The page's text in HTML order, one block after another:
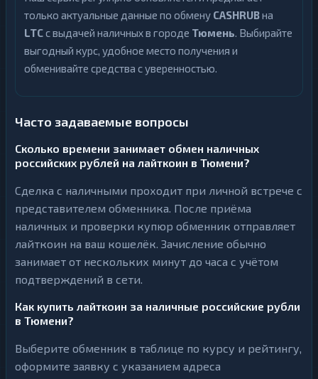
только актуальные данные по обмену CASHRUBна
LTCс выдачей наличных в городе Тюмень. Выбирайте
выгодный курс, удобное место получения и
обменивайте средства с уверенностью.
Часто задаваемые вопросы
Сколько времени занимает обмен наличных
российских рублей на лайткоин в Тюмени?
Сделка с наличными проходит при личной встрече с
представителем обменника. После приёма
наличных и проверки купюр обменник отправляет
лайткоин на ваш кошелёк. Зачисление обычно
занимает от нескольких минут до часа с учётом
подтверждений в сети.
Как купить лайткоин за наличные российские рубли
в Тюмени?
Выберите обменник в таблице по курсу и рейтингу,
оформите заявку с указанием адреса